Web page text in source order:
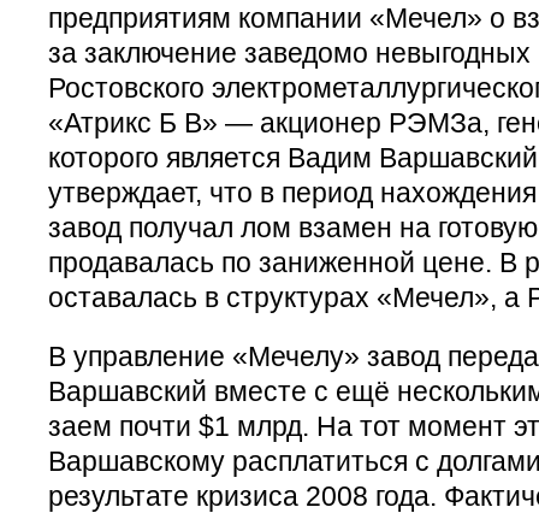
предприятиям компании «Мечел» о
за заключение заведомо невыгодных
Ростовского
«Атрикс Б В» — акционер РЭМЗа,
которого является Вадим
утверждает, что в период
завод получал лом взамен на
продавалась по заниженной цене. В
оставалась в структурах «Мечел»,
В управление «Мечелу» завод
Варшавский вместе с ещё
заем почти $1 млрд. На тот момент
Варшавскому расплатиться с
результате кризиса 2008 года.